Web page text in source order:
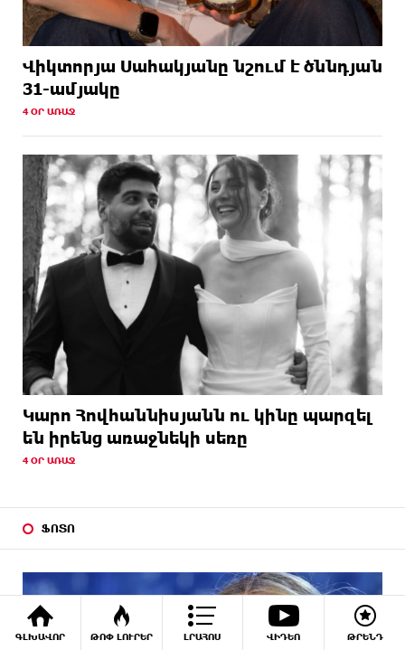
ԳԼԽԱՎՈՐ ԹՈՓ ԼՈՒՐԵՐ ԼՐԱՀՈՍ ՎԻԴԵՈ ԹՐԵՆԴ
Վիկտորյա Սահակյանը նշում է ծննդյան
31-ամյակը
4 ՕՐ ԱՌԱՋ
Կարո Հովհաննիսյանն ու կինը պարզել
են իրենց առաջնեկի սեռը
4 ՕՐ ԱՌԱՋ
ՖՈՏՈ